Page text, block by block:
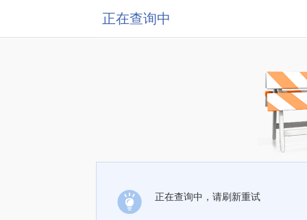
正在查询中
正在查询中，请刷新重试